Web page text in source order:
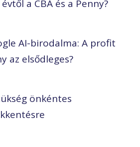
a CBA és a Penny?
AI-birodalma: A profit
az elsődleges?
önkéntes